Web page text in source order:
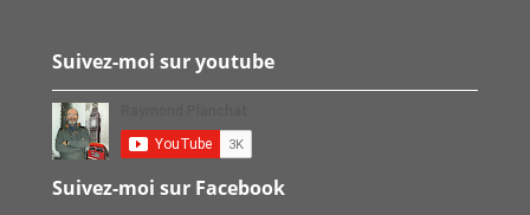
Suivez-moi sur youtube
Suivez-moi sur Facebook